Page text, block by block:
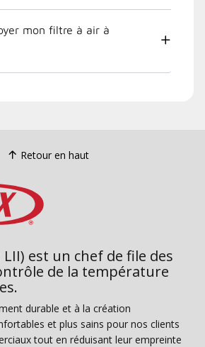
mon filtre à air à
Retour en haut
LII) est un chef de file des
de la température
durable et à la création
et plus sains pour nos clients
tout en réduisant leur empreinte